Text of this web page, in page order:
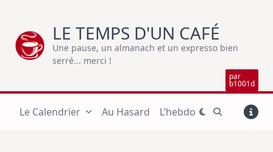
content
LE TEMPS D'UN CAFÉ
Une pause, un almanach et un expresso bien
serré... merci !
par
b1001d
Le Calendrier Au Hasard L’hebdo